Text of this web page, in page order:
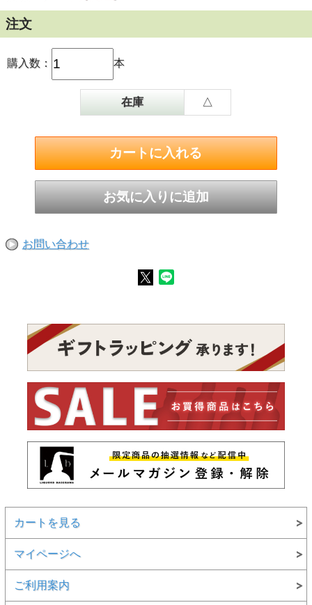
注文
購入数： 本
在庫 △
お問い合わせ
カートを見る
マイページへ
ご利用案内